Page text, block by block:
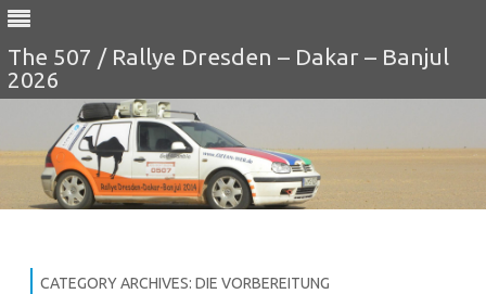
The 507 / Rallye Dresden – Dakar – Banjul
2026
CATEGORY ARCHIVES: DIE VORBEREITUNG